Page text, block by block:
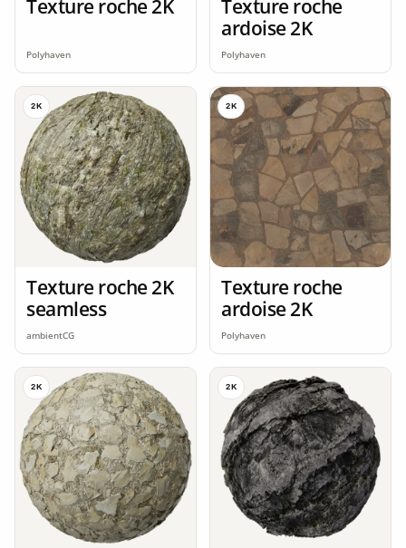
Texture roche 2K
Polyhaven
Texture roche
ardoise 2K
Polyhaven
2K
Texture roche 2K
seamless
ambientCG
2K
Texture roche
ardoise 2K
Polyhaven
2K 2K